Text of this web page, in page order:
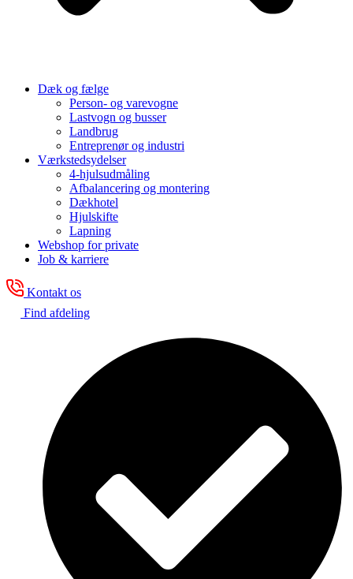
Dæk og fælge
Person- og varevogne
Lastvogn og busser
Landbrug
Entreprenør og industri
Værkstedsydelser
4-hjulsudmåling
Afbalancering og montering
Dækhotel
Hjulskifte
Lapning
Webshop for private
Job & karriere
Kontakt os
Find afdeling